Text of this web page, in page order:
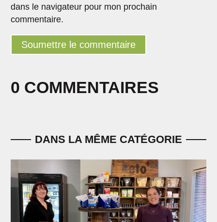
0 COMMENTAIRES
dans le navigateur pour mon prochain
commentaire.
Soumettre le commentaire
DANS LA MÊME CATÉGORIE